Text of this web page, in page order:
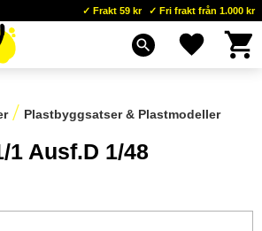
Frakt 59 kr Fri frakt från 1.000 kr
search Favoriter
Plastbyggsatser & Plastmodeller
1 Ausf.D 1/48